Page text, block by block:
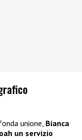
unione, Bianca
un servizio